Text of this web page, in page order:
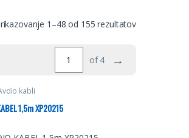
1–48 od 155 rezultatov
of 4 →
kabli
1,5m XP20215